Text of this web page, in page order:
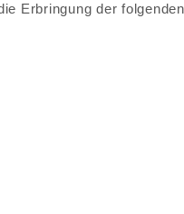
Erbringung der folgenden